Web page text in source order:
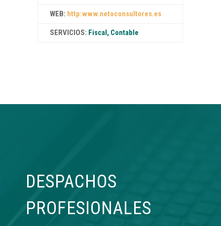
WEB: http:www.netoconsultores.es
SERVICIOS: Fiscal, Contable
DESPACHOS
PROFESIONALES